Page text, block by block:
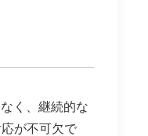
く、継続的な
が不可欠で